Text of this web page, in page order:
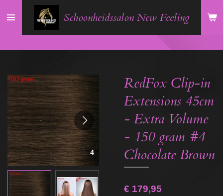
direct
hoofdinhoud
Schoonheidssalon New Feeling
RedFox Clip-in
Extensions 45cm
- Extra Volume
- 150 gram #4
Chocolate Brown
€ 179,95